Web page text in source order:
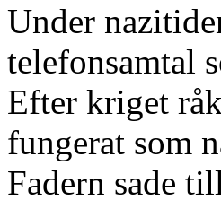
Under
telefonsamtal
Efter kriget
fungerat som
Fadern sade